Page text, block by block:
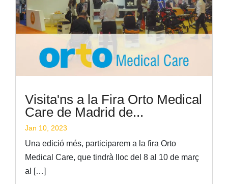
Visita'ns a la Fira Orto Medical
Care de Madrid de...
Jan 10, 2023
Una edició més, participarem a la fira Orto
Medical Care, que tindrà lloc del 8 al 10 de març
al […]